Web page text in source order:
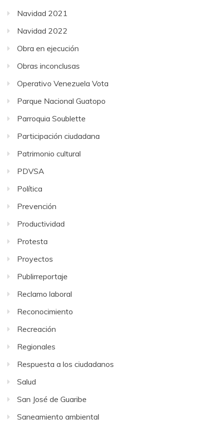
Navidad 2021
Navidad 2022
Obra en ejecución
Obras inconclusas
Operativo Venezuela Vota
Parque Nacional Guatopo
Parroquia Soublette
Participación ciudadana
Patrimonio cultural
PDVSA
Política
Prevención
Productividad
Protesta
Proyectos
Publirreportaje
Reclamo laboral
Reconocimiento
Recreación
Regionales
Respuesta a los ciudadanos
Salud
San José de Guaribe
Saneamiento ambiental